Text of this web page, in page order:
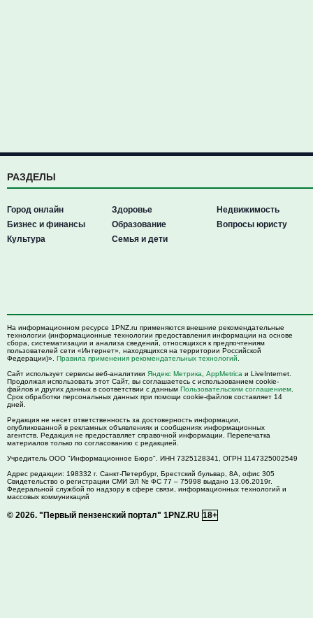
РАЗДЕЛЫ
Город онлайн
Бизнес и финансы
Культура
Здоровье
Образование
Семья и дети
Недвижимость
Вопросы юристу
На информационном ресурсе 1PNZ.ru применяются внешние рекомендательные
технологии (информационные технологии предоставления информации на основе
сбора, систематизации и анализа сведений, относящихся к предпочтениям
пользователей сети «Интернет», находящихся на территории Российской
Федерации)». Правила применения рекомендательных технологий
Сайт использует сервисы веб-аналитики Яндекс Метрика AppMetrica и LiveInternet.
Продолжая использовать этот Сайт, вы соглашаетесь с использованием cookie-
файлов и других данных в соответствии с данным Пользовательским соглашением
Срок обработки персональных данных при помощи cookie-файлов составляет 14
дней.
Редакция не несет ответственность за достоверность информации,
опубликованной в рекламных объявлениях и сообщениях информационных
агентств. Редакция не предоставляет справочной информации. Перепечатка
материалов только по согласованию с редакцией.
Учредитель ООО "Информационное Бюро". ИНН 7325128341, ОГРН 1147325002549
Адрес редакции: 198332 г. Санкт-Петербург, Брестский бульвар, 8А, офис 305
Свидетельство о регистрации СМИ ЭЛ № ФС 77 – 75998 выдано 13.06.2019г.
Федеральной службой по надзору в сфере связи, информационных технологий и
массовых коммуникаций
© 2026. "Первый пензенский портал" 1PNZ.RU 18+